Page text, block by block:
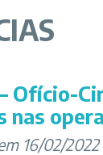
– Ofício-
nas
16/02/2022